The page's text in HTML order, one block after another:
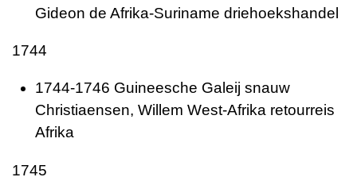
Gideon de Afrika-Suriname driehoekshandel
1744
1744-1746 Guineesche Galeij snauw
Christiaensen, Willem West-Afrika retourreis
Afrika
1745